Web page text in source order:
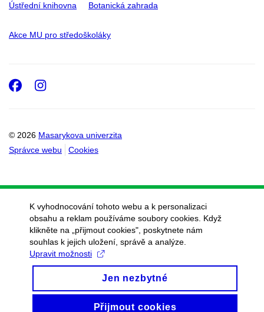
Ústřední knihovna Botanická zahrada
Akce MU pro středoškoláky
© 2026 Masarykova univerzita
Správce webu
Cookies
Facebook
Instagram
K vyhodnocování tohoto webu a k personalizaci
obsahu a reklam používáme soubory cookies. Když
klikněte na „přijmout cookies", poskytnete nám
souhlas k jejich uložení, správě a analýze.
Upravit možnosti
Jen nezbytné
Přijmout cookies